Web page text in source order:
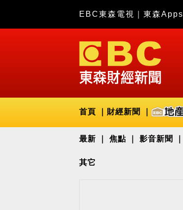
EBC東森電視 東森Apps
首頁 財經新聞
最新 焦點 影音新聞
其它